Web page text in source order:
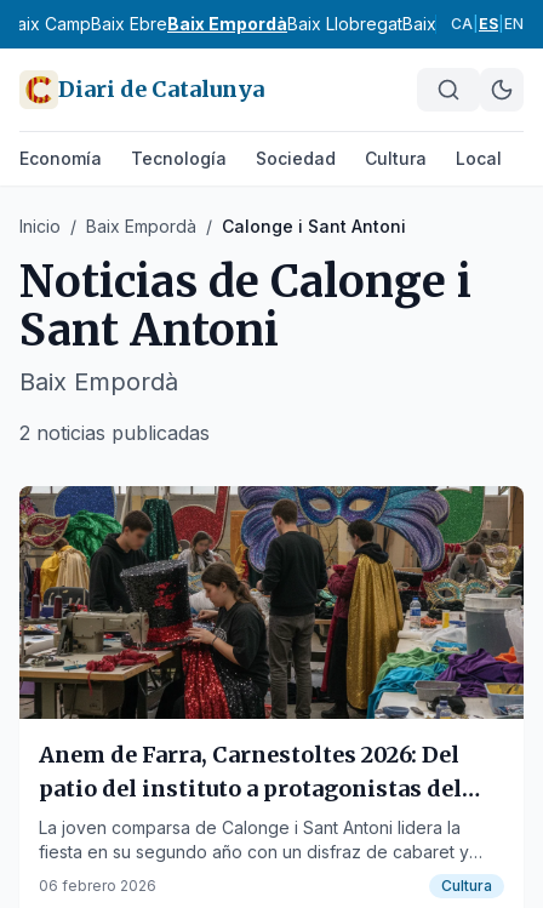
Baix CampBaix EbreBaix EmpordàBaix LlobregatBaix Penedès
CA ES EN
Diari de Catalunya
Economía Tecnología Sociedad Cultura Local
Inicio / Baix Empordà / Calonge i Sant Antoni
Noticias de Calonge i
Sant Antoni
Baix Empordà
2 noticias publicadas
Anem de Farra, Carnestoltes 2026: Del
patio del instituto a protagonistas del
Carnaval
La joven comparsa de Calonge i Sant Antoni lidera la
fiesta en su segundo año con un disfraz de cabaret y
gran esfuerzo logístico.
06 febrero 2026 Cultura